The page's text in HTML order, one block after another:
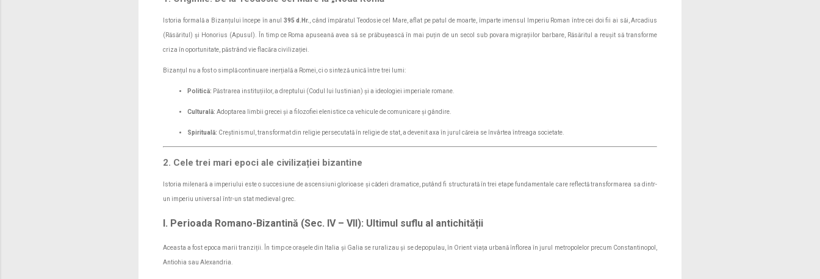
Istoria formală a Bizanțului începe în anul 395 d.Hr., când împăratul Teodosie cel Mare, aflat pe patul de moarte, împarte imensul Imperiu Roman între cei doi fii ai săi, Arcadius
(Răsăritul) și Honorius (Apusul). În timp ce Roma apuseană avea să se prăbușească în mai puțin de un secol sub povara migrațiilor barbare, Răsăritul a reușit să transforme
criza în oportunitate, păstrând vie flacăra civilizației.
Bizanțul nu a fost o simplă continuare inerțială a Romei, ci o sinteză unică între trei lumi:
Politică: Păstrarea instituțiilor, a dreptului (Codul lui Iustinian) și a ideologiei imperiale romane.
Culturală: Adoptarea limbii grecei și a filozofiei elenistice ca vehicule de comunicare și gândire.
Spirituală: Creștinismul, transformat din religie persecutată în religie de stat, a devenit axa în jurul căreia se învârtea întreaga societate.
2. Cele trei mari epoci ale civilizației bizantine
Istoria milenară a imperiului este o succesiune de ascensiuni glorioase și căderi dramatice, putând fi structurată în trei etape fundamentale care reflectă transformarea sa dintr-
un imperiu universal într-un stat medieval grec.
I. Perioada Romano-Bizantină (Sec. IV – VII): Ultimul suflu al antichității
Aceasta a fost epoca marii tranziții. În timp ce orașele din Italia și Galia se ruralizau și se depopulau, în Orient viața urbană înflorea în jurul metropolelor precum Constantinopol,
Antiohia sau Alexandria.